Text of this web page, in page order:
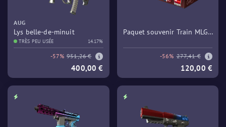
AUG
Lys belle-de-minuit
TRÈS PEU USÉE 14.17%
-57% 951,26 €
400,00 €
Paquet souvenir Train MLG
-56% 277,41 €
120,00 €